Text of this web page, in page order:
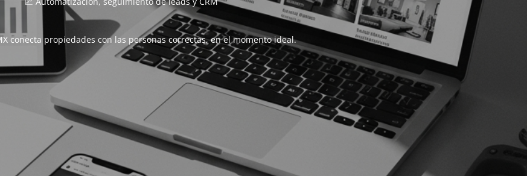
conecta propiedades con las personas correctas, en el momento ideal.